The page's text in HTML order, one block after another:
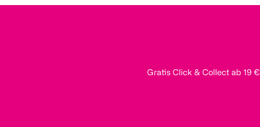
Gratis Click & Collect ab 19 €